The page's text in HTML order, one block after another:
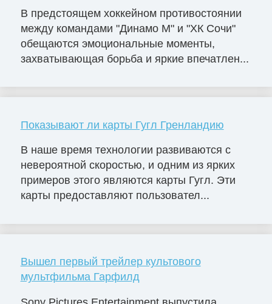
В предстоящем хоккейном противостоянии
между командами "Динамо М" и "ХК Сочи"
обещаются эмоциональные моменты,
захватывающая борьба и яркие впечатлен...
Показывают ли карты Гугл Гренландию
В наше время технологии развиваются с
невероятной скоростью, и одним из ярких
примеров этого являются карты Гугл. Эти
карты предоставляют пользовател...
Вышел первый трейлер культового
мультфильма Гарфилд